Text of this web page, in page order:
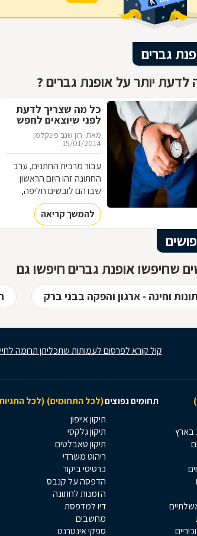
גברים
לדעת יותר על אופנת גברים ?
כל מה שצריך לדעת
לפני שיוצאים לחפש
חליפות חתן
מאת: רון שגב פינקלמן
15/01/2014
עבור מרבית החתנים, ערב
החתונה זהו היום הראשון
שבו הם לובשים חליפה,
עבור חלקם זוהי גם הפעם
האחרונה...אז איך בוחרים
בגדי חתן ומהם הדגשים
להמשך קריאה
שחיפשו אופנת גברים חיפשו גם
וחינה - ארגון והפקה בבני ברק
קול קורא לפרסום לעמותות שתכליתן תרומה
תחומים נפוצים(לכל התחומים) (לכל
בארץ
תיקון אייפון
תיקון גלקסי
תיקון טאבלטים
ריהוט משרדי
כרטיסי ביקור
הדפסה על קנבס
הזמנות לחתונה
דיו למדפסת
מחשבים
ספקי אינטרנט